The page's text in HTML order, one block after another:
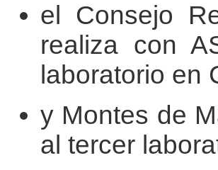
el Consejo
realiza con
laboratorio en
y Montes de
al tercer